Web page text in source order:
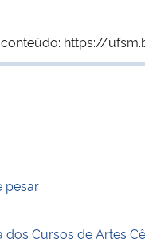
https://
pesar
dos Cursos de Artes